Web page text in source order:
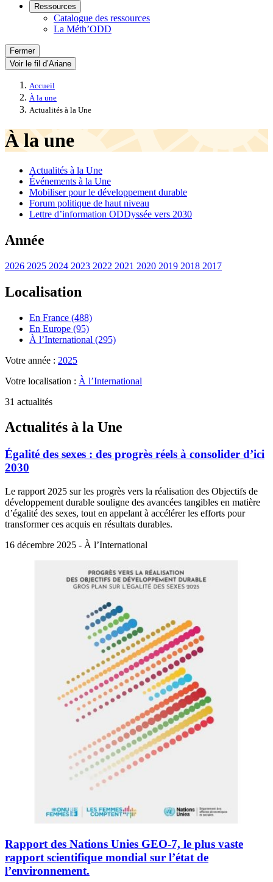
Ressources
Catalogue des ressources
La Méth’ODD
Fermer
Voir le fil d’Ariane
Accueil
À la une
Actualités à la Une
À la une
Actualités à la Une
Événements à la Une
Mobiliser pour le développement durable
Forum politique de haut niveau
Lettre d’information ODDyssée vers 2030
Année
2026 2025 2024 2023 2022 2021 2020 2019 2018 2017
Localisation
En France (488)
En Europe (95)
À l’International (295)
Votre année : 2025
Votre localisation : À l’International
31 actualités
Actualités à la Une
Égalité des sexes : des progrès réels à consolider d’ici
2030
Le rapport 2025 sur les progrès vers la réalisation des Objectifs de
développement durable souligne des avancées tangibles en matière
d’égalité des sexes, tout en appelant à accélérer les efforts pour
transformer ces acquis en résultats durables.
16 décembre 2025 - À l’International
Rapport des Nations Unies GEO-7, le plus vaste
rapport scientifique mondial sur l’état de
l’environnement.